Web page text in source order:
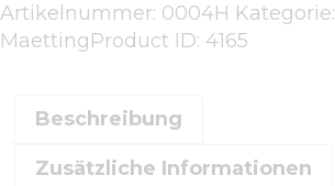
Artikelnummer: 0004H Kategorie:
MaettingProduct ID: 4165
Beschreibung
Zusätzliche Informationen